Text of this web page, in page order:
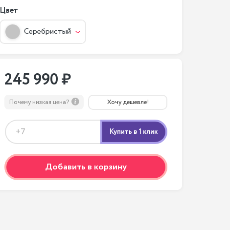
Цвет
Серебристый
245 990 ₽
Почему низкая цена? Хочу дешевле!
Добавить в корзину